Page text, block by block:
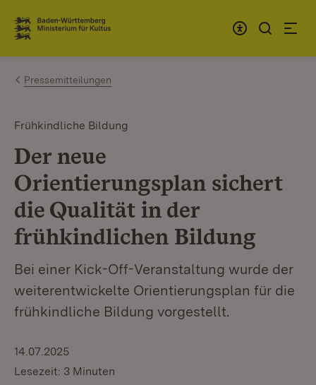
Zum Inhalt springen
Link zur Startseite
Pressemitteilungen
Frühkindliche Bildung
Der neue
Orientierungsplan sichert
die Qualität in der
frühkindlichen Bildung
Bei einer Kick-Off-Veranstaltung wurde der
weiterentwickelte Orientierungsplan für die
frühkindliche Bildung vorgestellt.
14.07.2025
Lesezeit: 3 Minuten